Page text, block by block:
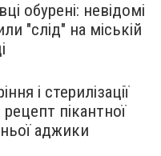
обурені: невідомі
"слід" на міській
і стерилізації
рецепт пікантної
аджики